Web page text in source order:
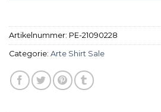
Artikelnummer: PE-21090228
Categorie: Arte Shirt Sale